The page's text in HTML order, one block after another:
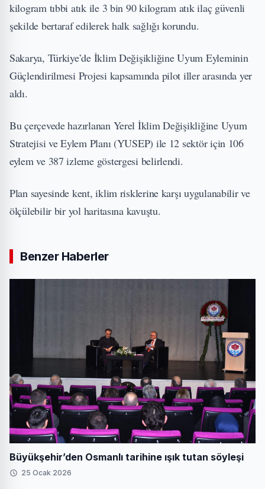
kilogram tıbbi atık ile 3 bin 90 kilogram atık ilaç güvenli
şekilde bertaraf edilerek halk sağlığı korundu.
Sakarya, Türkiye’de İklim Değişikliğine Uyum Eyleminin
Güçlendirilmesi Projesi kapsamında pilot iller arasında yer
aldı.
Bu çerçevede hazırlanan Yerel İklim Değişikliğine Uyum
Stratejisi ve Eylem Planı (YUSEP) ile 12 sektör için 106
eylem ve 387 izleme göstergesi belirlendi.
Plan sayesinde kent, iklim risklerine karşı uygulanabilir ve
ölçülebilir bir yol haritasına kavuştu.
Benzer Haberler
Büyükşehir’den Osmanlı tarihine ışık tutan söyleşi
25 Ocak 2026